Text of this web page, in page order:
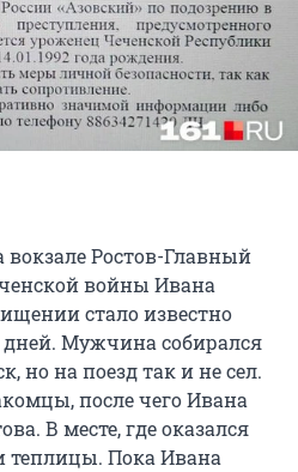
вокзале Ростов-Главный
войны Ивана
стало известно
дней. Мужчина собирался
но на поезд так и не сел.
после чего Ивана
В месте, где оказался
Пока Ивана